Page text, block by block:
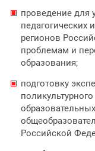
проведение для
педагогических
регионов
проблемам и
образования;
подготовку
Российской